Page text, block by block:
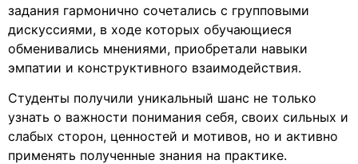
задания гармонично сочетались с групповыми
дискуссиями, в ходе которых обучающиеся
обменивались мнениями, приобретали навыки
эмпатии и конструктивного взаимодействия.
Студенты получили уникальный шанс не только
узнать о важности понимания себя, своих сильных и
слабых сторон, ценностей и мотивов, но и активно
применять полученные знания на практике.